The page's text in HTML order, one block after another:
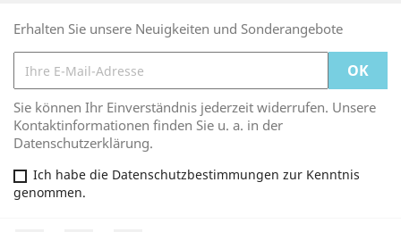
Erhalten Sie unsere Neuigkeiten und Sonderangebote
Sie können Ihr Einverständnis jederzeit widerrufen. Unsere
Kontaktinformationen finden Sie u. a. in der
Datenschutzerklärung.
Ich habe die Datenschutzbestimmungen zur Kenntnis
genommen.